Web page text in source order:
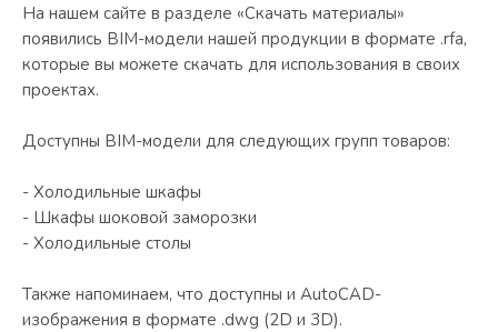
На нашем сайте в разделе «Скачать материалы»
появились BIM-модели нашей продукции в формате .rfa,
которые вы можете скачать для использования в своих
проектах.
Доступны BIM-модели для следующих групп товаров:
- Холодильные шкафы
- Шкафы шоковой заморозки
- Холодильные столы
Также напоминаем, что доступны и AutoCAD-
изображения в формате .dwg (2D и 3D).